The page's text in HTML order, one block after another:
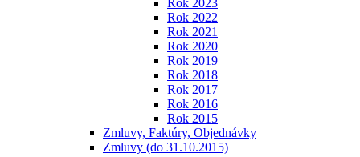
Rok 2023
Rok 2022
Rok 2021
Rok 2020
Rok 2019
Rok 2018
Rok 2017
Rok 2016
Rok 2015
Zmluvy, Faktúry, Objednávky
Zmluvy (do 31.10.2015)